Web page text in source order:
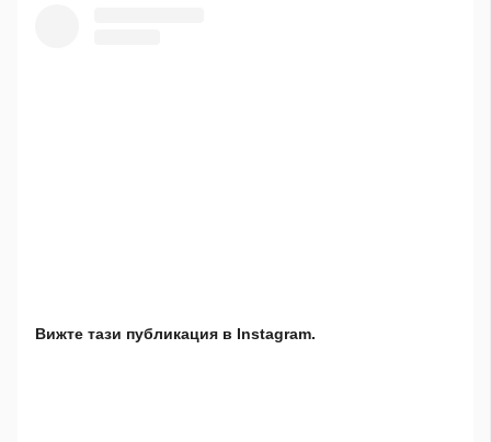
Вижте тази публикация в Instagram.